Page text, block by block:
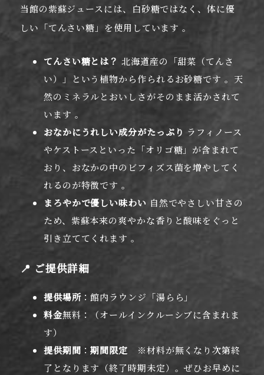
当館の紫蘇ジュースには、白砂糖ではなく、体に優
しい「てんさい糖」を使用しています。
てんさい糖とは？ 北海道産の「甜菜（てんさ
い）」という植物から作られるお砂糖です 。天
然のミネラルとおいしさがそのまま活かされて
います 。
おなかにうれしい成分がたっぷり ラフィノース
やケストースといった「オリゴ糖」が含まれて
おり、おなかの中のビフィズス菌を増やしてく
れるのが特徴です 。
まろやかで優しい味わい 自然でやさしい甘さの
ため、紫蘇本来の爽やかな香りと酸味をぐっと
引き立ててくれます 。
📍 ご提供詳細
提供場所：館内ラウンジ「湯らら」
料金無料：（オールインクルーシブに含まれま
す）
提供期間 ：期間限定 ※材料が無くなり次第終
了となります（終了時期未定）。ぜひお早めに